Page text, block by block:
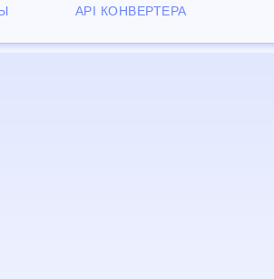
API КОНВЕРТЕРА